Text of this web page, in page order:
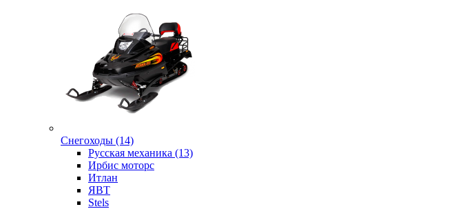
Снегоходы (14)
Русская механика (13)
Ирбис моторс
Итлан
ЯВТ
Stels